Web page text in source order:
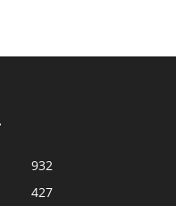
932
427